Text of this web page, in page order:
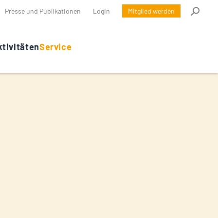
Presse und Publikationen Login Mitglied werden
Service